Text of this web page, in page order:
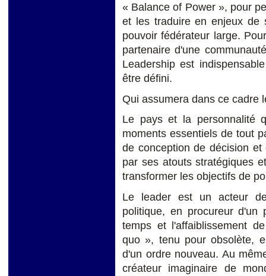
« Balance of Power », pour
et les traduire en enjeux de
pouvoir fédérateur large.
partenaire d'une
Leadership est
être défini.
Qui assumera dans ce cadre
Le pays et la personnalité
moments essentiels de tout
de conception de décision
par ses atouts stratégiques
transformer les objectifs de
Le leader est un acteur
politique, en procureur
temps et l'affaiblissement
quo », tenu pour obsolète,
d'un ordre nouveau. Au
créateur imaginaire de